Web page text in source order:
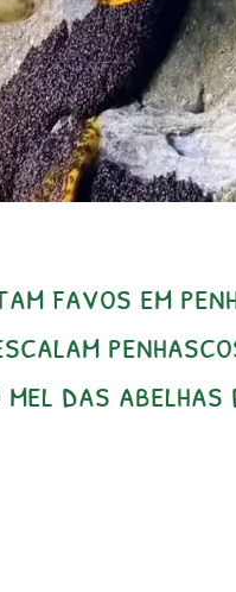
favos em
das abelhas